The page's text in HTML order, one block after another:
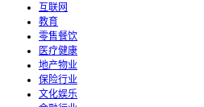
互联网
教育
零售餐饮
医疗健康
地产物业
保险行业
文化娱乐